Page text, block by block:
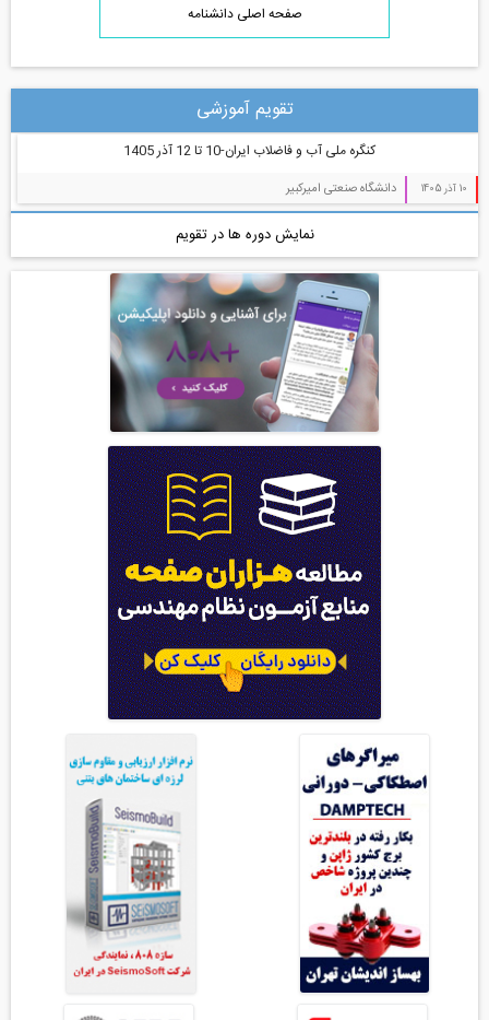
صفحه اصلی دانشنامه
تقویم آموزشی
کنگره ملی آب و فاضلاب ایران-10 تا 12 آذر 1405
دانشگاه صنعتی امیرکبیر
نمایش دوره ها در تقویم